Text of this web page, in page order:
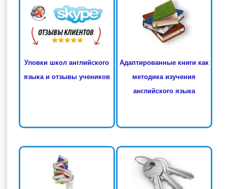
Уловки школ английского
языка и отзывы учеников
Адаптированные книги как
методика изучения
английского языка